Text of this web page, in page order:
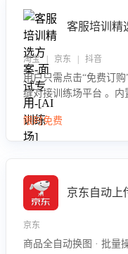
客服培训精
淘宝 | 京东 | 抖音
用户只需点击“免费订
缝对接训练场平台 。
售后处理等全场景，消
间，助力企业快速启动
限时免费
京东自动上
京东
商品全自动换图 · 批量